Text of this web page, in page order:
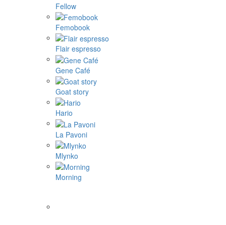
Fellow
Femobook
Flair espresso
Gene Café
Goat story
Hario
La Pavoni
Mlynko
Morning